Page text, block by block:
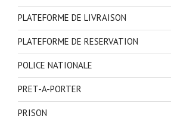
PLATEFORME DE LIVRAISON
PLATEFORME DE RESERVATION
POLICE NATIONALE
PRET-A-PORTER
PRISON